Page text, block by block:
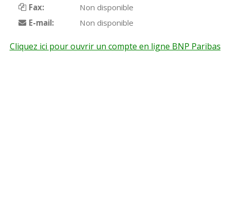
Fax:
Non disponible
E-mail:
Non disponible
Cliquez ici pour ouvrir un compte en ligne BNP Paribas